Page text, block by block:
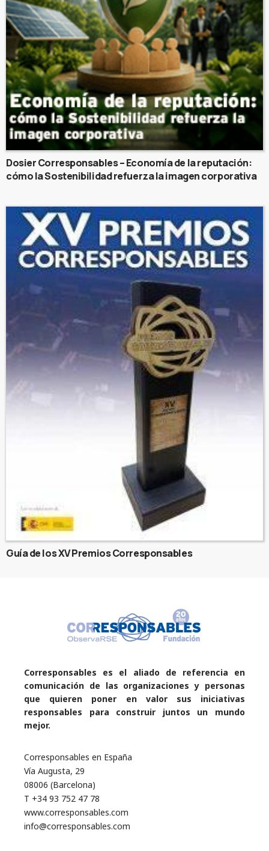
Dosier Corresponsables – Economía de la reputación:
cómo la Sostenibilidad refuerza la imagen corporativa
Guía de los XV Premios Corresponsables
Corresponsables es el aliado de referencia en
comunicación de las organizaciones y personas
que quieren poner en valor sus iniciativas
responsables para construir juntos un mundo
mejor.
Corresponsables en España
Vía Augusta, 29
08006 (Barcelona)
T +34 93 752 47 78
www.corresponsables.com
info@corresponsables.com